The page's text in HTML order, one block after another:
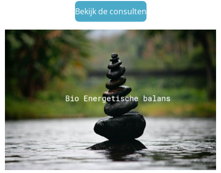
Bekijk de consulten